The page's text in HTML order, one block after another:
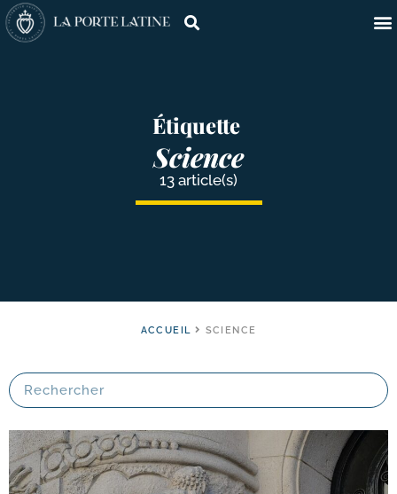
Étiquette
Science
13 article(s)
ACCUEIL SCIENCE